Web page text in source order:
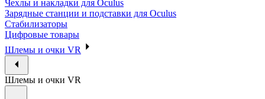
Чехлы и накладки для Oculus
Зарядные станции и подставки для Oculus
Стабилизаторы
Цифровые товары
Шлемы и очки VR
Шлемы и очки VR